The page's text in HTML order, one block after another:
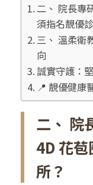
二、 院長專
須指名靚優
三、 溫柔衛
向
誠實守護：
📍 靚優健康
二、 院
4D 花
所？